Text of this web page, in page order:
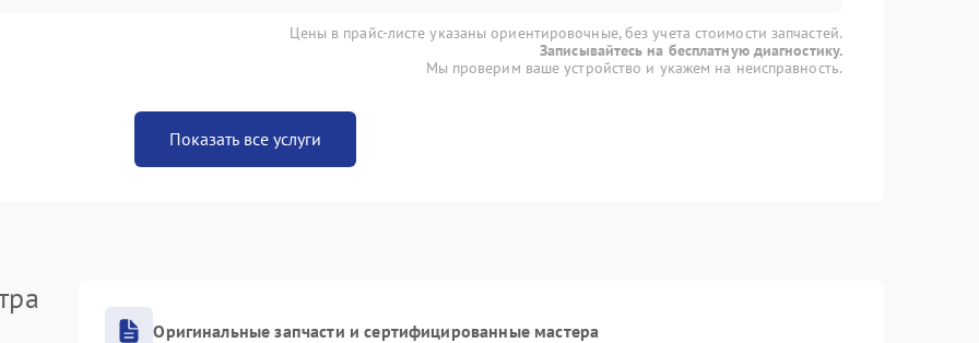
Цены в прайс-листе указаны ориентировочные, без учета стоимости запчастей.
Записывайтесь на бесплатную диагностику.
Мы проверим ваше устройство и укажем на неисправность.
Показать все услуги
Оригинальные запчасти и сертифицированные мастера